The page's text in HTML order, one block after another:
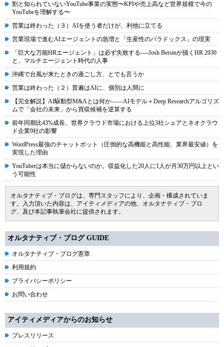
割と知られていないYouTube事業の実態〜KPIや売上高など世界規模で今の
YouTubeを理解する〜
営業は終わった（３）AIを使う者だけが、利他に立てる
営業現場で進むAIエージェントの急増と「生産性のパラドックス」の現実
「巨大な万能HRエージェント」は必ず失敗する----Josh Bersinが描くHR 2030
と、マルチエージェント時代の人事
沖縄で台風が来たときの過ごし方、とでも言うか
営業は終わった（２）普遍はAIに、個別は人間に
【完全解説】AI駆動型M&Aとは何か――AIモデル＋Deep Researchアルゴリズ
ムで「会社の未来」から買収候補を逆算する
前年同期比43%成長、世界クラウド市場における上位3社シェアとネオクラウ
ド企業9社の影響
WordPress最強のチャットボット（圧倒的な高機能と高性能、業界最安値）を
実現した理由
YouTuberは本当に儲からないのか。収益化した20人に1人が月30万円以上とい
う可能性
オルタナティブ・ブログは、専門スタッフにより、企画・構成されていま
す。入力頂いた内容は、アイティメディアの他、オルタナティブ・ブロ
グ、及び本記事執筆会社に提供されます。
オルタナティブ・ブログ GUIDE
オルタナティブ・ブログ憲章
利用規約
プライバシーポリシー
お問い合わせ
アイティメディアからのお知らせ
プレスリリース